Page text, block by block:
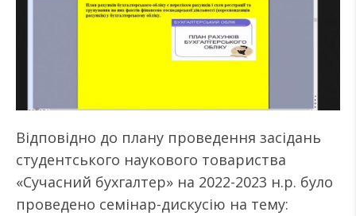
Відповідно до плану проведення засідань
студентського наукового товариства
«Сучасний бухгалтер» на 2022-2023 н.р. було
проведено семінар-дискусію на тему: